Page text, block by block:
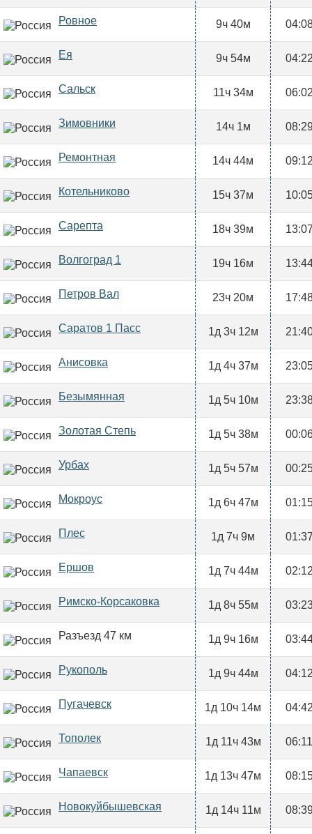
Ровное 9ч 40м
Ея 9ч 54м
Сальск 11ч 34м
Зимовники 14ч 1м
Ремонтная 14ч 44м
Котельниково 15ч 37м
Сарепта 18ч 39м
Волгоград 1 19ч 16м
Петров Вал 23ч 20м
Саратов 1 Пасс 1д 3ч 12м
Анисовка 1д 4ч 37м
Безымянная 1д 5ч 10м
Золотая Степь 1д 5ч 38м
Урбах 1д 5ч 57м
Мокроус 1д 6ч 47м
Плес 1д 7ч 9м
Ершов 1д 7ч 44м
Римско-Корсаковка 1д 8ч 55м
Разъезд 47 км 1д 9ч 16м
Рукополь 1д 9ч 44м
Пугачевск 1д 10ч 14м
Тополек 1д 11ч 43м 06:11
Чапаевск 1д 13ч 47м
Новокуйбышевская 1д 14ч 11м